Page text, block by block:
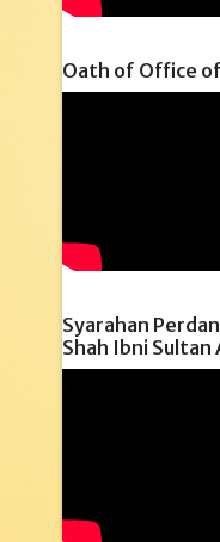
Oath of Office
Syarahan
Shah Ibni Sultan